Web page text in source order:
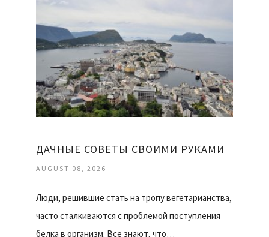
ДАЧНЫЕ СОВЕТЫ СВОИМИ РУКАМИ
AUGUST 08, 2026
Люди, решившие стать на тропу вегетарианства,
часто сталкиваются с проблемой поступления
белка в организм. Все знают, что…